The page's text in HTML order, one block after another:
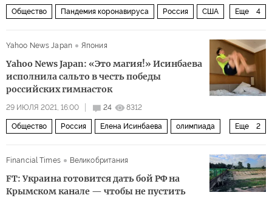
Еще 4
Общество Пандемия коронавируса Россия США
Yahoo News Japan Япония
Yahoo News Japan: «Это магия!» Исинбаева
исполнила сальто в честь победы
российских гимнасток
29 ИЮЛЯ 2021, 16:00 24 8312
Еще 2
Общество Россия Елена Исинбаева олимпиада
Financial Times
Великобритания
FT: Украина готовится дать бой РФ на
Крымском канале — чтобы не пустить